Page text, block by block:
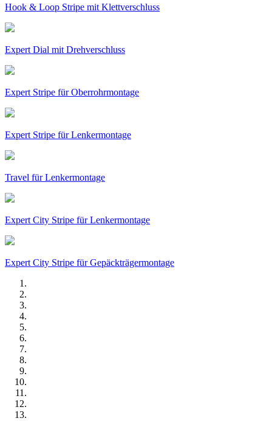
Hook & Loop Stripe mit Klettverschluss
Expert Dial mit Drehverschluss
Expert Stripe für Oberrohrmontage
Expert Stripe für Lenkermontage
Travel für Lenkermontage
Expert City Stripe für Lenkermontage
Expert City Stripe für Gepäckträgermontage